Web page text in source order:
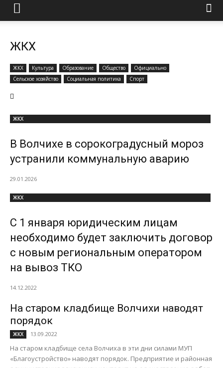
ЖКХ
ЖКХ Культура Образование Общество
Официально
Сельское хозяйство
Социальная политика Спорт
ЖКХ
В Волчихе в сорокоградусный мороз
устранили коммунальную аварию
29.01.2026
ЖКХ
С 1 января юридическим лицам
необходимо будет заключить договор
с новым региональным оператором
на вывоз ТКО
14.12.2022
На старом кладбище Волчихи наводят
порядок
ЖКХ 13.09.2022
На старом кладбище села Волчиха в эти дни силами МУП
«Благоустройство» наводят порядок. Предприятие и районная